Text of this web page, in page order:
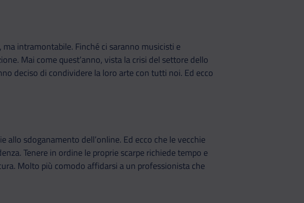
intramontabile. Finché ci saranno musicisti e
Mai come quest’anno, vista la crisi del settore dello
deciso di condividere la loro arte con tutti noi. Ed ecco
sdoganamento dell’online. Ed ecco che le vecchie
Tenere in ordine le proprie scarpe richiede tempo e
Molto più comodo affidarsi a un professionista che